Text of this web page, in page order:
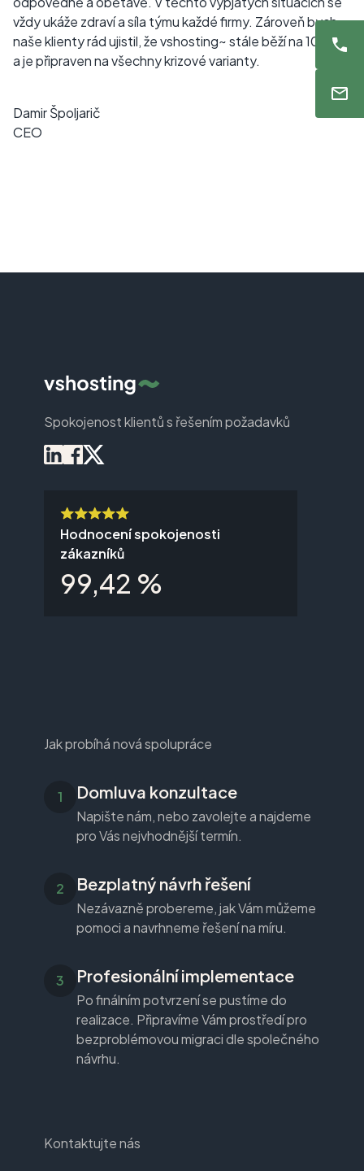
vždy ukáže zdraví a síla týmu každé firmy. Zároveň bych
naše klienty rád ujistil, že vshosting~ stále běží na 100 %
a je připraven na všechny krizové varianty.
Damir Špoljarič
CEO
Spokojenost klientů s řešením požadavků
Hodnocení spokojenosti
zákazníků
99,42 %
Jak probíhá nová spolupráce
Domluva konzultace
Napište nám, nebo zavolejte a najdeme
pro Vás nejvhodnější termín.
Bezplatný návrh řešení
Nezávazně probereme, jak Vám můžeme
pomoci a navrhneme řešení na míru.
Profesionální implementace
Po finálním potvrzení se pustíme do
realizace. Připravíme Vám prostředí pro
bezproblémovou migraci dle společného
návrhu.
Kontaktujte nás